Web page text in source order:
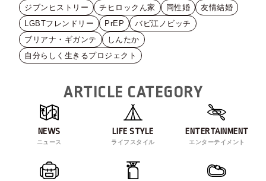
ジブンヒストリー
チヒロックん家 同性婚
友情結婚
LGBTフレンドリー
PrEP
バビ江ノビッチ
ブリアナ・ギガンテ
しんたか
自分らしく生きるプロジェクト
ARTICLE CATEGORY
NEWS
ニュース
LIFE STYLE
ライフスタイル
ENTERTAINMENT
エンターテイメント